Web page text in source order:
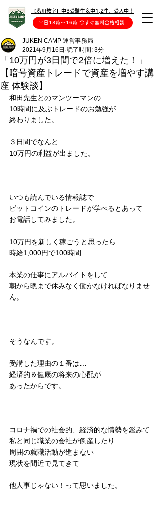
平日13時〜16時 今すぐ無料合格相談
【港川教室】中3受験生＆中1,2生、受入中！
「10万円が3日間で2倍に増えた！」
【暗号資産トレードで資産を増やす講
座 体験談】
JUKEN CAMP 運営事務局
2021年9月16日 読了時間: 3分
和田先生とのマンツーマンの
10時間に及ぶトレードのお勉強が
終わりました。
３日間でなんと
10万円の利益が出ました。
いつも読んでいる情報誌で
ビットコインのトレードが学べるとあって
お電話してみました。
10万円を新しく稼ごうと思ったら
時給1,000円で100時間…
本業の仕事にアルバイトをして
朝から晩まで休みなく働かなければなりませ
ん。
そうなんです。
受講した理由の１番は…
経済的＆健康の将来の心配が
あったからです。
コロナ禍での社会的、経済的な情勢を鑑みて
私と同じ職業の会社が倒産したり
周囲の就職活動が進まない
現状を間近で見てきて
他人事じゃない！って思いました。